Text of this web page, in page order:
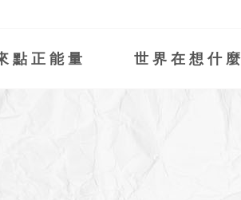
點正能量 世界在想什麼